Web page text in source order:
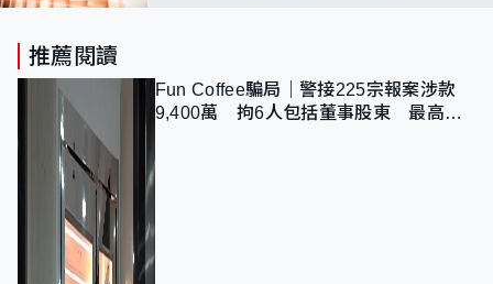
推薦閱讀
Fun Coffee騙局｜警接225宗報案涉款
9,400萬 拘6人包括董事股東 最高金